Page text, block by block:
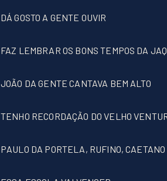
DÁ GOSTO A GENTE OUVIR
FAZ LEMBRAR OS BONS TEMPOS DA
JOÃO DA GENTE CANTAVA BEM ALTO
TENHO RECORDAÇÃO DO VELHO
PAULO DA PORTELA, RUFINO,